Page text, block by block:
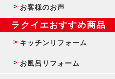
お客様のお声
ラクイエおすすめ商品
キッチンリフォーム
お風呂リフォーム